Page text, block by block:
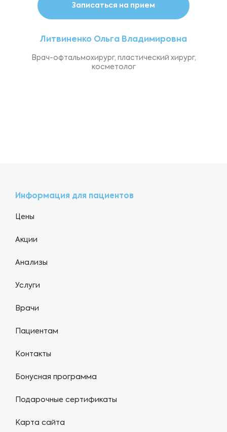
Записаться на прием
Литвиненко Ольга Владимировна
Врач-офтальмохирург, пластический хирург,
косметолог
Информация для пациентов
Цены
Акции
Анализы
Услуги
Врачи
Пациентам
Контакты
Бонусная программа
Подарочные сертификаты
Карта сайта